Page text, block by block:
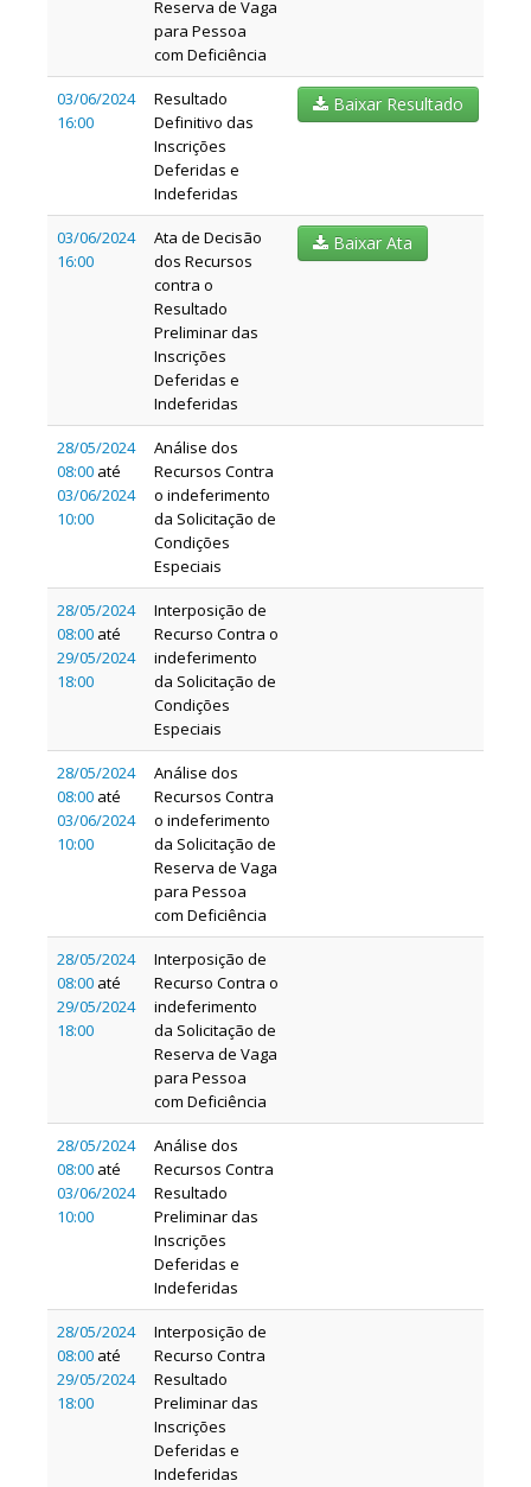
Reserva de Vaga
para Pessoa
com Deficiência
03/06/2024
16:00
Resultado
Definitivo das
Inscrições
Deferidas e
Indeferidas
Baixar Resultado
03/06/2024
16:00
Ata de Decisão
dos Recursos
contra o
Resultado
Preliminar das
Inscrições
Deferidas e
Indeferidas
Baixar Ata
28/05/2024
08:00 até
03/06/2024
10:00
Análise dos
Recursos Contra
o indeferimento
da Solicitação de
Condições
Especiais
28/05/2024
08:00 até
29/05/2024
18:00
Interposição de
Recurso Contra o
indeferimento
da Solicitação de
Condições
Especiais
28/05/2024
08:00 até
03/06/2024
10:00
Análise dos
Recursos Contra
o indeferimento
da Solicitação de
Reserva de Vaga
para Pessoa
com Deficiência
28/05/2024
08:00 até
29/05/2024
18:00
Interposição de
Recurso Contra o
indeferimento
da Solicitação de
Reserva de Vaga
para Pessoa
com Deficiência
28/05/2024
08:00 até
03/06/2024
10:00
Análise dos
Recursos Contra
Resultado
Preliminar das
Inscrições
Deferidas e
Indeferidas
28/05/2024
08:00 até
29/05/2024
18:00
Interposição de
Recurso Contra
Resultado
Preliminar das
Inscrições
Deferidas e
Indeferidas